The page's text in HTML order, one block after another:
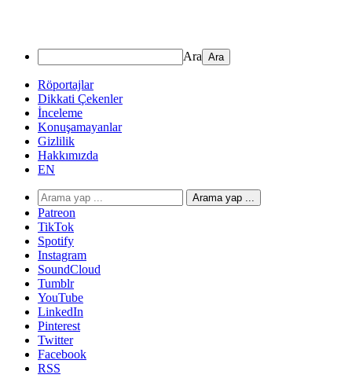
Ara
Röportajlar
Dikkati Çekenler
İnceleme
Konuşamayanlar
Gizlilik
Hakkımızda
EN
Arama yap ...
Patreon
TikTok
Spotify
Instagram
SoundCloud
Tumblr
YouTube
LinkedIn
Pinterest
Twitter
Facebook
RSS